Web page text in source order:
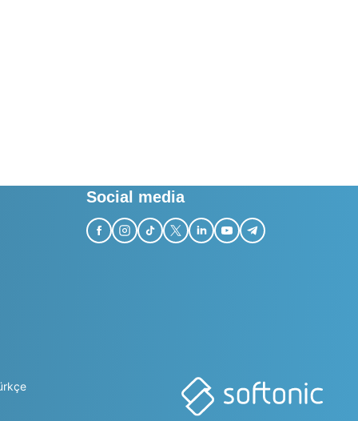
Social media